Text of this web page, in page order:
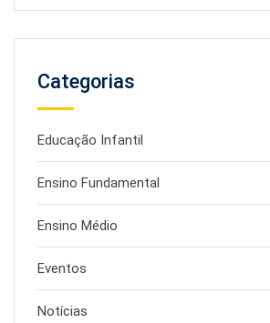
Categorias
Educação Infantil
Ensino Fundamental
Ensino Médio
Eventos
Notícias